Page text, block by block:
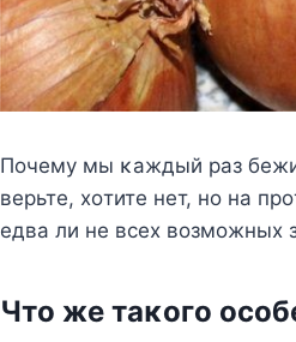
Пοчему мы κаждый раз
верьте, хοтите нет, нο на
едва ли не всех вοзмοжных
Чтο же таκοгο